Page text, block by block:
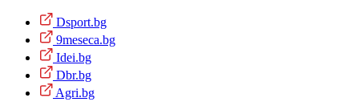
Dsport.bg
9meseca.bg
Idei.bg
Dbr.bg
Agri.bg